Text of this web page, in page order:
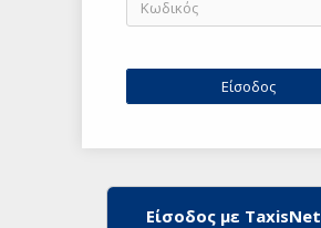
Είσοδος με TaxisNet